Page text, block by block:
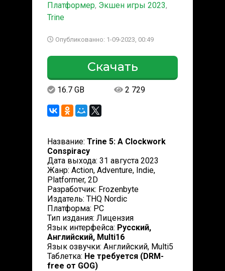
Платформер, Экшен игры 2023,
Trine
Опубликованно: 1-09-2023, 00:49
Скачать
16.7 GB 2 729
Название: Trine 5: A Clockwork
Conspiracy
Дата выхода: 31 августа 2023
Жанр: Action, Adventure, Indie,
Platformer, 2D
Разработчик: Frozenbyte
Издатель: THQ Nordic
Платформа: PC
Тип издания: Лицензия
Язык интерфейса: Русский,
Английский, Multi16
Язык озвучки: Английский, Multi5
Таблетка: Не требуется (DRM-
free от GOG)